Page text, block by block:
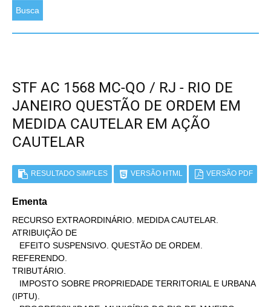
Busca
STF AC 1568 MC-QO / RJ - RIO DE
JANEIRO QUESTÃO DE ORDEM EM
MEDIDA CAUTELAR EM AÇÃO
CAUTELAR
RESULTADO SIMPLES VERSÃO HTML VERSÃO PDF
Ementa
RECURSO EXTRAORDINÁRIO. MEDIDA CAUTELAR.
ATRIBUIÇÃO DE
REFERENDO.
TRIBUTÁRIO.
(IPTU).